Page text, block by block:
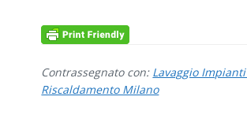
Contrassegnato con: Lavaggio
Riscaldamento Milano